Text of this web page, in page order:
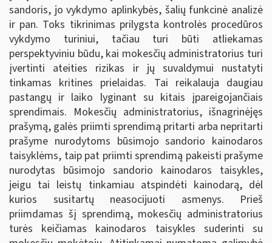
sandoris, jo vykdymo aplinkybės, šalių funkcinė analizė
ir pan. Toks tikrinimas prilygsta kontrolės procedūros
vykdymo turiniui, tačiau turi būti atliekamas
perspektyviniu būdu, kai mokesčių administratorius turi
įvertinti ateities rizikas ir jų suvaldymui nustatyti
tinkamas kritines prielaidas. Tai reikalauja daugiau
pastangų ir laiko lyginant su kitais įpareigojančiais
sprendimais. Mokesčių administratorius, išnagrinėjęs
prašymą, galės priimti sprendimą pritarti arba nepritarti
prašyme nurodytoms būsimojo sandorio kainodaros
taisyklėms, taip pat priimti sprendimą pakeisti prašyme
nurodytas būsimojo sandorio kainodaros taisykles,
jeigu tai leistų tinkamiau atspindėti kainodarą, dėl
kurios susitartų neasocijuoti asmenys. Prieš
priimdamas šį sprendimą, mokesčių administratorius
turės keičiamas kainodaros taisykles suderinti su